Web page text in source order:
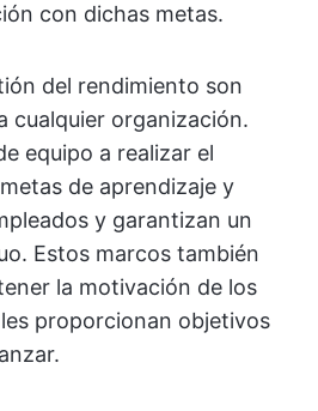
con dichas metas.
del rendimiento son
cualquier organización.
equipo a realizar el
de aprendizaje y
y garantizan un
Estos marcos también
la motivación de los
proporcionan objetivos